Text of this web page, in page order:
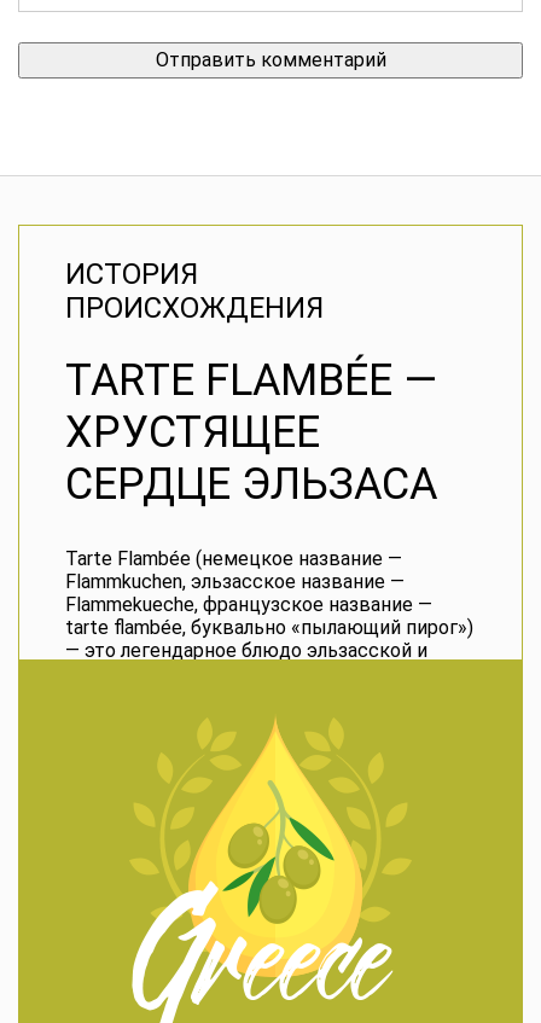
ИСТОРИЯ
ПРОИСХОЖДЕНИЯ
TARTE FLAMBÉE —
ХРУСТЯЩЕЕ
СЕРДЦЕ ЭЛЬЗАСА
Tarte Flambée (немецкое название —
Flammkuchen, эльзасское название —
Flammekueche, французское название —
tarte flambée, буквально «пылающий пирог»)
— это легендарное блюдо эльзасской и
Его готовят из тонкого теста с нежным
, луком и беконом. Сегодня
существует множество вариаций: с
курицей, рыбой, грибами, морепродуктами и
даже сладкие версии с фруктами и
мороженым.
🔥 Как появился «пылающий
пирог»
Название может ввести в заблуждение —
ведь во французской кухне «flambé»